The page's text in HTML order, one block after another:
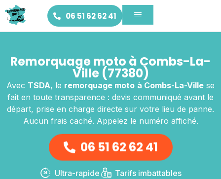
06 51 62 62 41
Remorquage moto à Combs-La-
Ville (77380)
Avec TSDA, le remorquage moto à Combs-La-Ville se
fait en toute transparence : devis communiqué avant le
départ, prise en charge directe sur votre lieu de panne.
Aucun frais caché. Appelez le numéro affiché.
06 51 62 62 41
Ultra-rapide Tarifs imbattables